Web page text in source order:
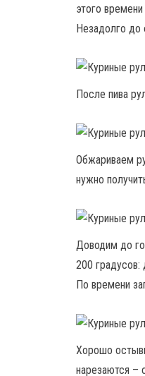
этого
Незадолго до
После пива
Обжариваем
нужно
Доводим до
200 градусов:
По времени
Хорошо
нарезаются –